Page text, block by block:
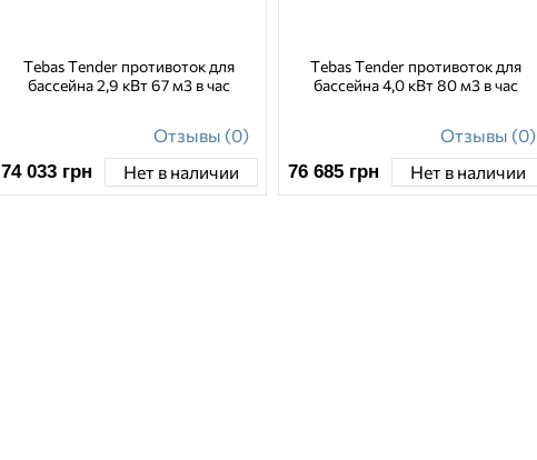
Tebas Tender противоток для
бассейна 2,9 кВт 67 м3 в час
Отзывы (0)
74 033 грн Нет в наличии
Tebas Tender противоток для
бассейна 4,0 кВт 80 м3 в час
Отзывы (0)
76 685 грн Нет в наличии